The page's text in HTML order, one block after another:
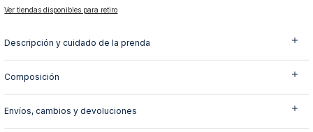
Ver tiendas disponibles para retiro
Descripción y cuidado de la prenda
Composición
Envíos, cambios y devoluciones